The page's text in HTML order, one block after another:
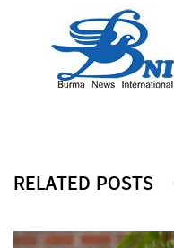
RELATED POSTS